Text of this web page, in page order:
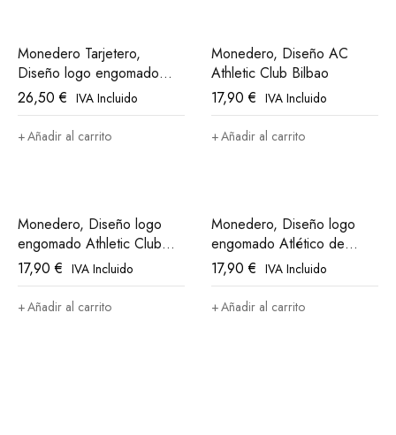
Monedero Tarjetero,
Diseño logo engomado
Atlético de Madrid
26,50€ IVA Incluido
Añadir al carrito
Monedero, Diseño AC
Athletic Club Bilbao
17,90€ IVA Incluido
Añadir al carrito
Monedero, Diseño logo
engomado Athletic Club
Bilbao
17,90€ IVA Incluido
Añadir al carrito
Monedero, Diseño logo
engomado Atlético de
Madrid
17,90€ IVA Incluido
Añadir al carrito